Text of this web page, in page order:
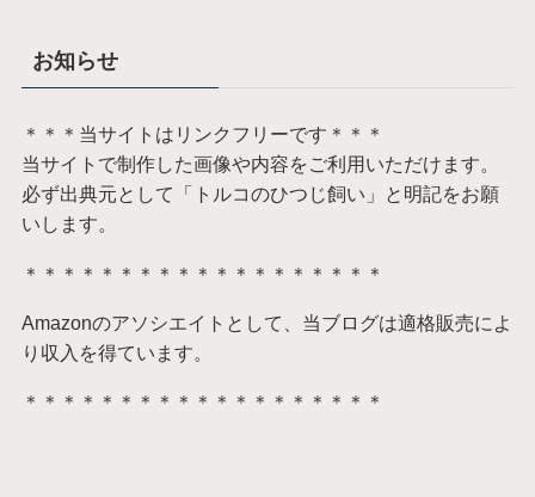
お知らせ
＊＊＊当サイトはリンクフリーです＊＊＊
当サイトで制作した画像や内容をご利用いただけます。
必ず出典元として「トルコのひつじ飼い」と明記をお願
いします。
＊＊＊＊＊＊＊＊＊＊＊＊＊＊＊＊＊＊＊
Amazonのアソシエイトとして、当ブログは適格販売によ
り収入を得ています。
＊＊＊＊＊＊＊＊＊＊＊＊＊＊＊＊＊＊＊